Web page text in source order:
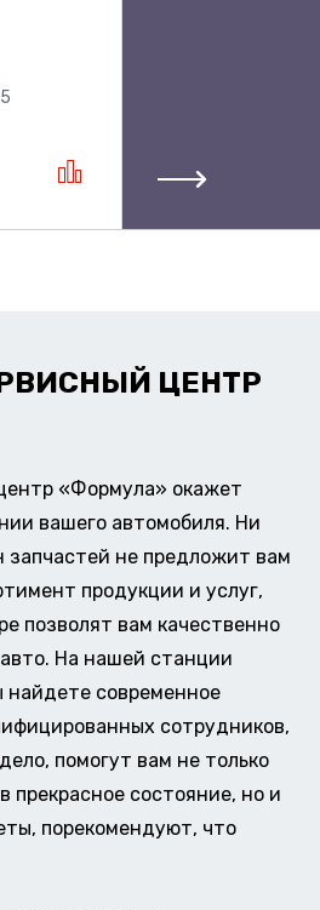
ЦЕНТР
«Формула» окажет
вашего автомобиля. Ни
запчастей не предложит вам
продукции и услуг,
позволят вам качественно
На нашей станции
найдете современное
сотрудников,
помогут вам не только
прекрасное состояние, но и
порекомендуют, что